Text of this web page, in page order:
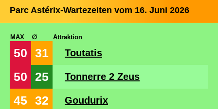
Parc Astérix-Wartezeiten vom 16. Juni 2026
MAX ∅ Attraktion
50 31 Toutatis
50 25 Tonnerre 2 Zeus
45 32 Goudurix